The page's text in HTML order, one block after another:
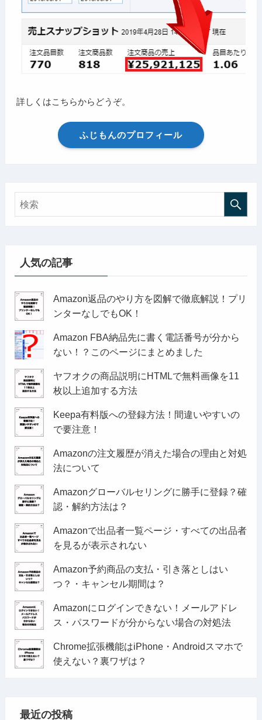
詳しくはこちらからどうぞ。
ふじもんのプロフィール
人気の記事
Amazon返品のやり方を図解で徹底解説！プリ
ンターなしでもOK！
Amazon FBA納品先に書く電話番号が分から
ない！？このページにまとめました
ヤフオクの商品説明にHTMLで無料画像を11
枚以上追加する方法
Keepa有料版への登録方法！間違いやすいの
で要注意！
Amazonの注文履歴が消えた場合の理由と対処
法について
Amazonグローバルセリングに勝手に登録？確
認・解約方法は？
Amazonで出品者一覧ページ・すべての出品者
を見るが表示されない
Amazon予約商品の支払・引き落としはい
つ？・キャンセル期間は？
Amazonにログインできない！メールアドレ
ス・パスワードが分からない場合の対処法
Chrome拡張機能はiPhone・Androidスマホで
使えない？裏ワザは？
最近の投稿